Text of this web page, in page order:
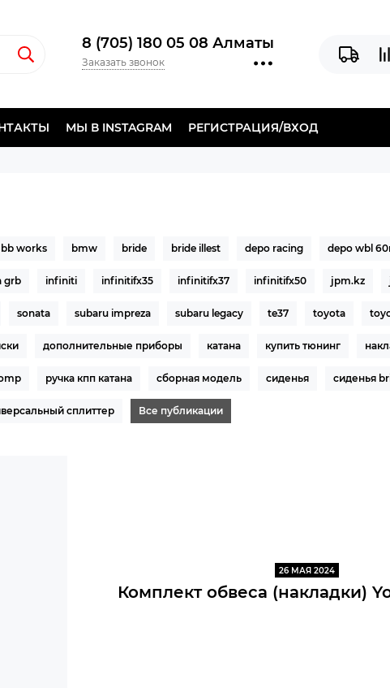
8 (705) 180 05 08 Алматы
Заказать звонок
МЫ В INSTAGRAM РЕГИСТРАЦИЯ/ВХОД
bb works bmw bride bride illest depo racing depo wbl
grb infiniti infinitifx35 infinitifx37 infinitifx50 jpm.kz
sonata subaru impreza subaru legacy te37 toyota
дополнительные приборы катана купить тюнинг
ручка кпп катана сборная модель сиденья сиденья
сплиттер Все публикации
26 МАЯ 2024
Комплект обвеса (накладки)